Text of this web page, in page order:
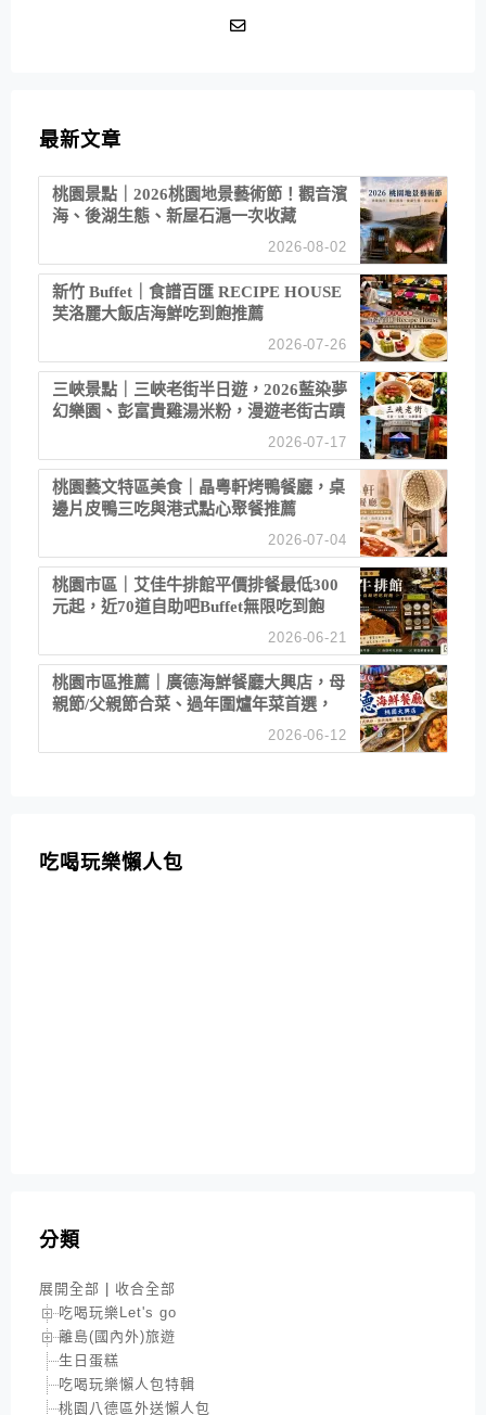
最新文章
桃園景點｜2026桃園地景藝術節！觀音濱
海、後湖生態、新屋石滬一次收藏
2026-08-02
新竹 Buffet｜食譜百匯 RECIPE HOUSE
芙洛麗大飯店海鮮吃到飽推薦
2026-07-26
三峽景點｜三峽老街半日遊，2026藍染夢
幻樂園、彭富貴雞湯米粉，漫遊老街古蹟
2026-07-17
桃園藝文特區美食｜晶粵軒烤鴨餐廳，桌
邊片皮鴨三吃與港式點心聚餐推薦
2026-07-04
桃園市區｜艾佳牛排館平價排餐最低300
元起，近70道自助吧Buffet無限吃到飽
2026-06-21
桃園市區推薦｜廣德海鮮餐廳大興店，母
親節/父親節合菜、過年圍爐年菜首選，
2026-06-12
吃喝玩樂懶人包
分類
展開全部
收合全部
吃喝玩樂Let's go
離島(國內外)旅遊
生日蛋糕
吃喝玩樂懶人包特輯
桃園八德區外送懶人包